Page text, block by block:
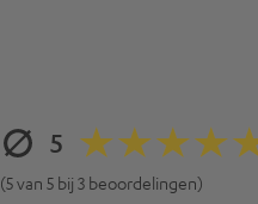
5
(5 van 5 bij 3 beoordelingen)